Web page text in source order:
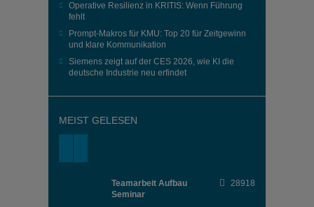
Operative Resilienz in KRITIS: Wenn Führung
fehlt
Prompt-Makros für KMU: Top 20 für Zeitgewinn
und klare Kommunikation
Siemens zeigt auf der CES 2026, wie KI die
deutsche Industrie neu erfindet
MEIST GELESEN
Teamarbeit Aufbau
Seminar
28918